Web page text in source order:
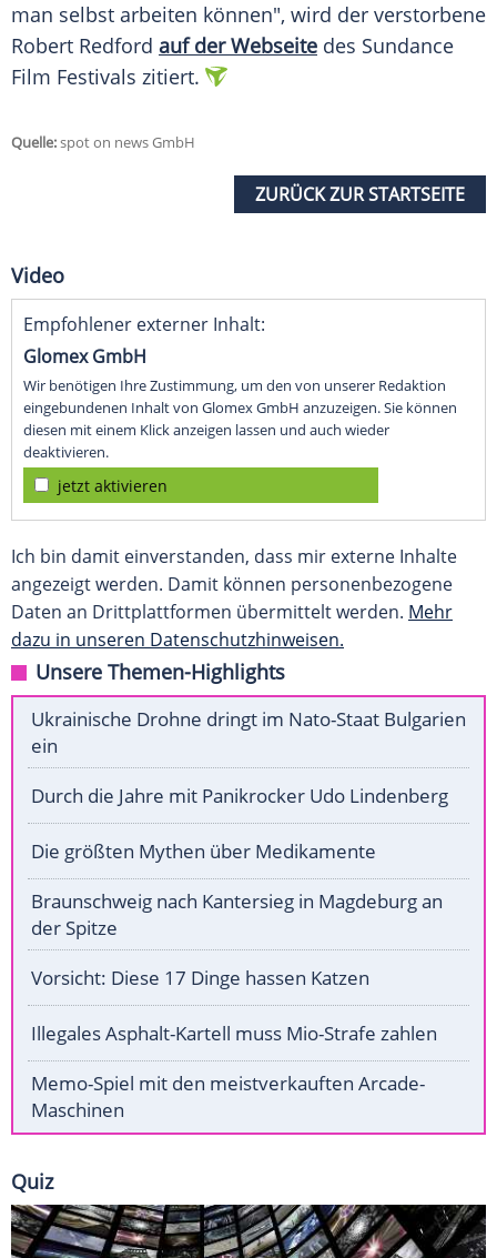
man selbst arbeiten können", wird der verstorbene
Robert Redford auf derWebseite des Sundance
Film Festivals zitiert.
Quelle:spot on news GmbH
ZURÜCK ZUR STARTSEITE
Video
Empfohlener externer Inhalt:
Glomex GmbH
Wir benötigen Ihre Zustimmung, um den von unserer Redaktion
eingebundenen Inhalt von Glomex GmbH anzuzeigen. Sie können
diesen mit einem Klick anzeigen lassen und auch wieder
deaktivieren.
jetzt aktivieren
Ich bin damit einverstanden, dass mir externe Inhalte
angezeigt werden. Damit können personenbezogene
Daten an Drittplattformen übermittelt werden. Mehr
dazu in unseren Datenschutzhinweisen.
Unsere Themen-Highlights
Ukrainische Drohne dringt im Nato-Staat Bulgarien
ein
Durch die Jahre mit Panikrocker Udo Lindenberg
Die größten Mythen über Medikamente
Braunschweig nach Kantersieg in Magdeburg an
der Spitze
Vorsicht: Diese 17 Dinge hassen Katzen
Illegales Asphalt-Kartell muss Mio-Strafe zahlen
Memo-Spiel mit den meistverkauften Arcade-
Maschinen
Quiz